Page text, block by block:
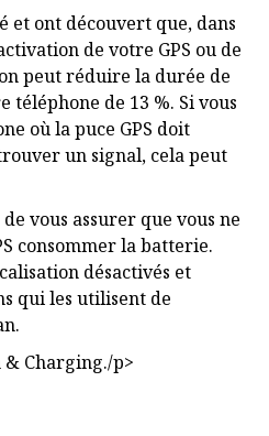
et ont découvert que, dans
de votre GPS ou de
peut réduire la durée de
de 13 %. Si vous
où la puce GPS doit
un signal, cela peut
vous assurer que vous ne
consommer la batterie.
désactivés et
qui les utilisent de
Charging./p>